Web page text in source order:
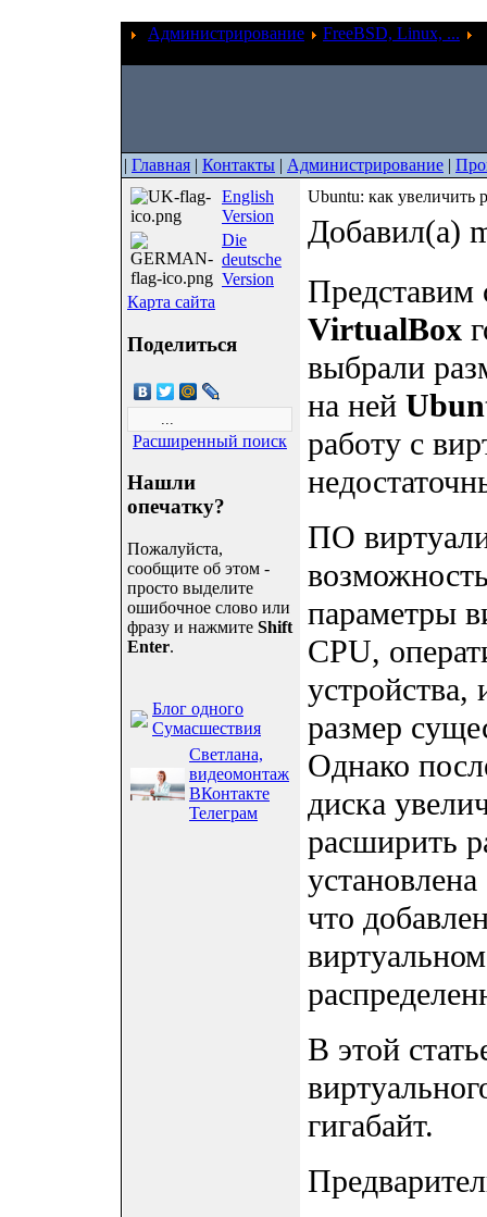
Администрирование FreeBSD, Linux, ...
| Главная | Контакты | Администрирование |
English
Version
Die
deutsche
Version
Карта сайта
Поделиться
Расширенный поиск
Нашли
опечатку?
Пожалуйста,
сообщите об этом -
просто выделите
ошибочное слово или
фразу и нажмите Shift
Enter.
Блог одного
Сумасшествия
Светлана,
видеомонтаж
ВКонтакте
Телеграм
Ubuntu: как увеличить
Добавил(а)
Представим
VirtualBox
выбрали
на ней
работу с
ПО
параметры
CPU,
размер
Однако
диска
расширить
что
В этой
гигабайт.